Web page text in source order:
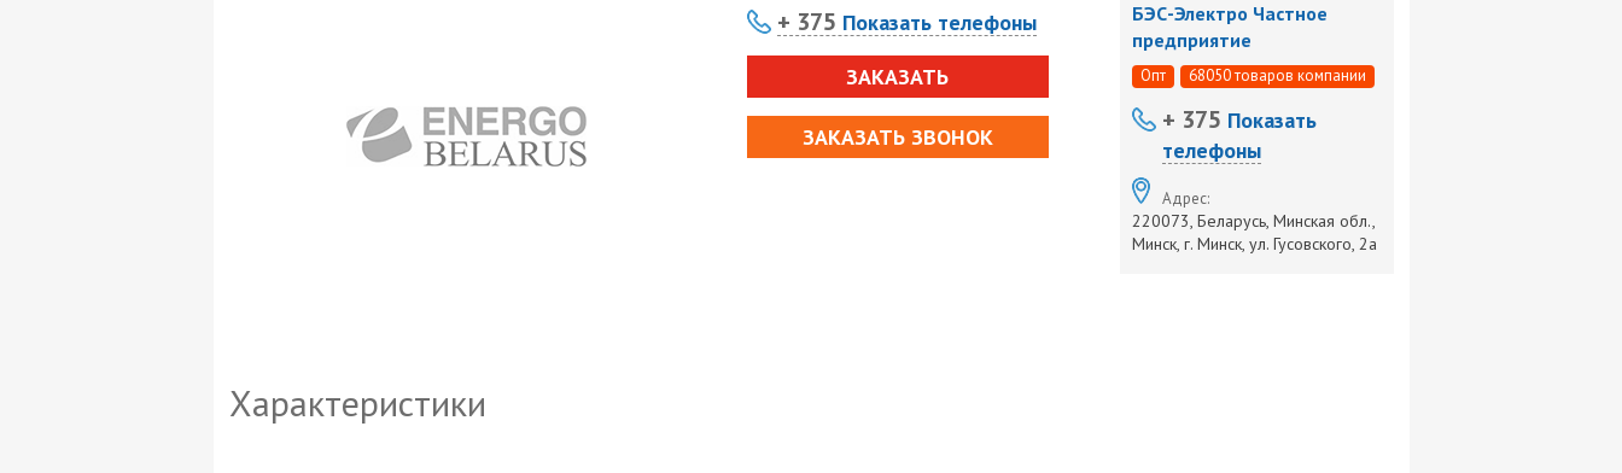
+ 375 Показать телефоны
ЗАКАЗАТЬ
ЗАКАЗАТЬ ЗВОНОК
Характеристики
БЭС-Электро Частное
предприятие
Опт 68050 товаров компании
+ 375 Показать
телефоны
Адрес:
220073, Беларусь, Минская обл.,
Минск, г. Минск, ул. Гусовского, 2а